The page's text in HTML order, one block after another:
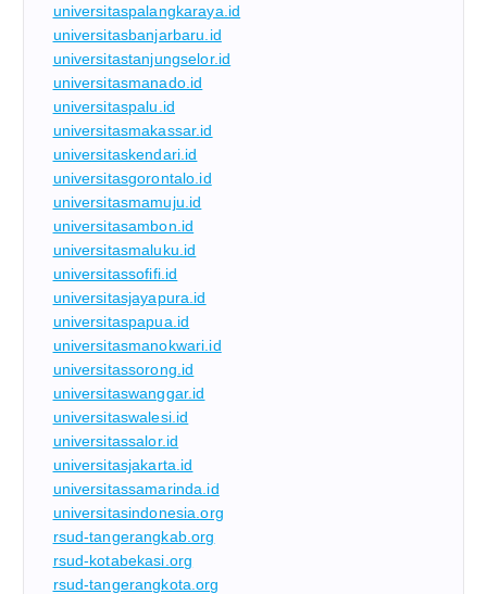
universitaspalangkaraya.id
universitasbanjarbaru.id
universitastanjungselor.id
universitasmanado.id
universitaspalu.id
universitasmakassar.id
universitaskendari.id
universitasgorontalo.id
universitasmamuju.id
universitasambon.id
universitasmaluku.id
universitassofifi.id
universitasjayapura.id
universitaspapua.id
universitasmanokwari.id
universitassorong.id
universitaswanggar.id
universitaswalesi.id
universitassalor.id
universitasjakarta.id
universitassamarinda.id
universitasindonesia.org
rsud-tangerangkab.org
rsud-kotabekasi.org
rsud-tangerangkota.org